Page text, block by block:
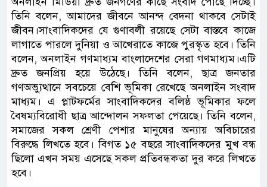
তিনি বলেন, আমাদের জীবনে আনন্দ বেদনা থাকবে সেটাই
জীবন।সাংবাদিকদের যে গুণাবলী রয়েছে সেটা বাস্তবে কাজে
লাগাতে পারলে দুনিয়া ও আখেরাতে কাজে পুরস্কৃত হবে। তিনি
বলেন, অনলাইন গণমাধ্যম বাংলাদেশের সেরা গণমাধ্যম।এটি
দ্রুত জনপ্রিয় হয়ে উঠেছে। তিনি বলেন, ছাত্র জনতার
গণঅভ্যুত্থানে সবচেয়ে বেশি ভূমিকা রেখেছে অনলাইন সংবাদ
মাধ্যম। এ প্লাটফর্মের সাংবাদিকদের বলিষ্ঠ ভূমিকার ফলে
বৈষম্যবিরোধী ছাত্র আন্দোলন সফলতা পেয়েছে। তিনি বলেন,
সমাজের সকল শ্রেণী পেশার মানুষের অন্যায় অবিচারের
বিরুদ্ধে লিখতে হবে। বিগত ১৫ বছরে সাংবাদিকদের মুখ বন্ধ
ছিলো এখন সময় এসেছে সকল প্রতিবন্ধকতা দুর করে লিখতে
হবে।